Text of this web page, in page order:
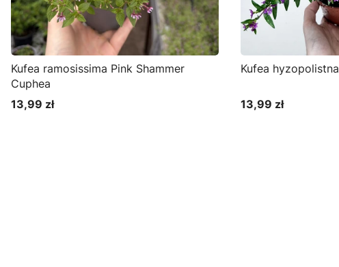
Kufea ramosissima Pink Shammer
Cuphea
Cena
13,99 zł
Kufea
Cena
13,99 zł